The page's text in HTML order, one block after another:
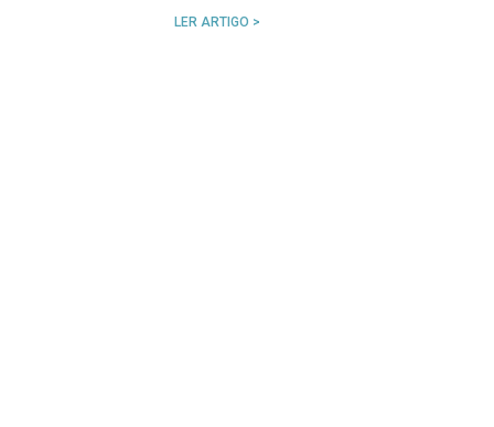
LER ARTIGO >